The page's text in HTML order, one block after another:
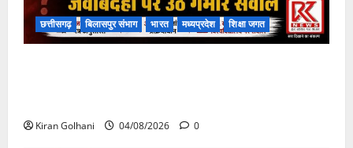
छत्तीसगढ़ बिलासपुर संभाग भारत मध्यप्रदेश शिक्षा जगत
Kiran Golhani 04/08/2026 0